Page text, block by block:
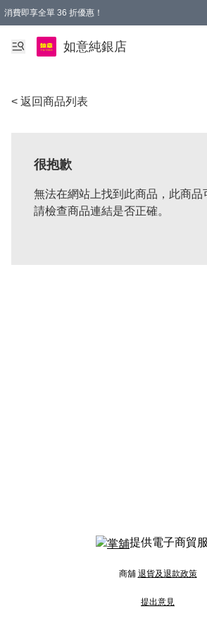
消費即享全單 36 折優惠！
購物满$50，全國包郵。Free shopping on orders over
如意純銀店
< 返回商品列表
很抱歉
無法在網站上找到此商品，此商品
請檢查商品連結是否正確。
提供電子商貿
商舖 退貨及退款政策
提出意見